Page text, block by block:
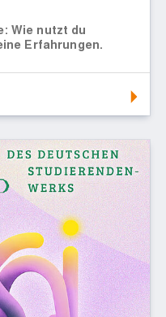
Wie nutzt du
Erfahrungen.